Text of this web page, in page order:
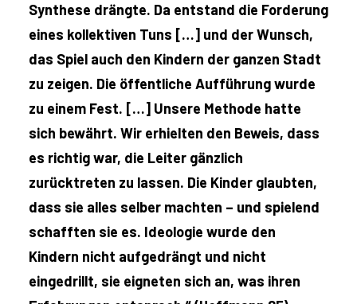
Synthese drängte. Da entstand die Forderung
eines kollektiven Tuns […] und der Wunsch,
das Spiel auch den Kindern der ganzen Stadt
zu zeigen. Die öffentliche Aufführung wurde
zu einem Fest. […] Unsere Methode hatte
sich bewährt. Wir erhielten den Beweis, dass
es richtig war, die Leiter gänzlich
zurücktreten zu lassen. Die Kinder glaubten,
dass sie alles selber machten – und spielend
schafften sie es. Ideologie wurde den
Kindern nicht aufgedrängt und nicht
eingedrillt, sie eigneten sich an, was ihren